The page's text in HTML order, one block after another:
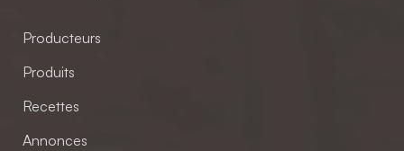
Producteurs
Produits
Recettes
Annonces